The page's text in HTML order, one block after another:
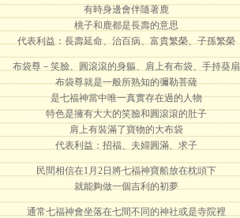
有時身邊會伴隨著鹿
桃子和鹿都是長壽的意思
代表利益：長壽延命、治百病、富貴繁榮、子孫繁榮
布袋尊－笑臉、圓滾滾的身軀、肩上有布袋、手持葵扇
布袋尊就是一般所熟知的彌勒菩薩
是七福神當中唯一真實存在過的人物
特色是擁有大大的笑臉和圓滾滾的肚子
肩上有裝滿了寶物的大布袋
代表利益：招福、夫婦圓滿、求子
民間相信在1月2日將七福神寶船放在枕頭下
就能夠做一個吉利的初夢
通常七福神會坐落在七間不同的神社或是寺院裡